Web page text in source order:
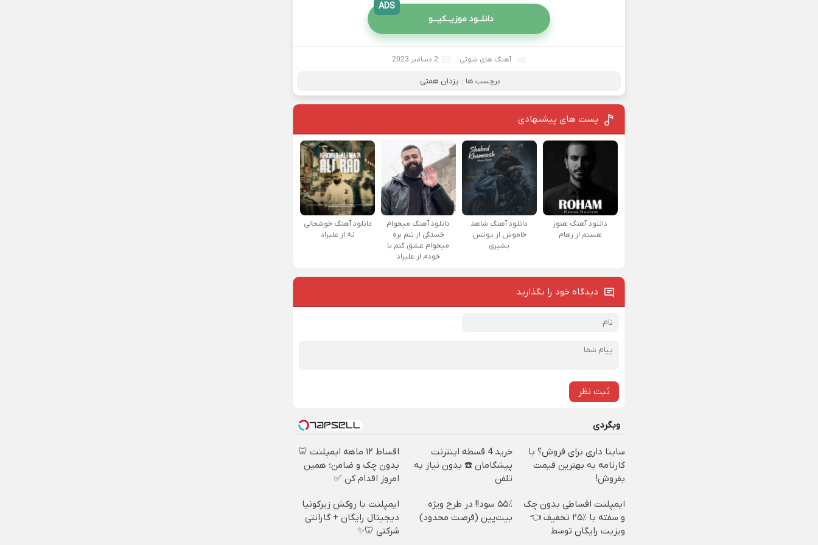
دانلــود موزیــکیـــو
ADS
آهنگ های شوتی 2 دسامبر 2023
برچسب ها : یزدان همتی
پست های پیشنهادی
دانلود آهنگ هنوز
هستم از رهام
دانلود آهنگ شاهد
خاموش از یونس
بشیری
دانلود آهنگ میخوام
خستگی از تنم بره
میخوام عشق کنم با
خودم از علیراد
دانلود آهنگ خوشحالی
نه از علیراد
دیدگاه خود را بگذارید
ثبت نظر
وبگردی
ساینا داری برای فروش؟ با
کارنامه به بهترین قیمت
بفروش!
خرید 4 قسطه اینترنت
پیشگامان ☎️ بدون نیاز به
تلفن
اقساط ۱۲ ماهه ایمپلنت 🦷
بدون چک و ضامن؛ همین
امروز اقدام کن ✅
ایمپلنت اقساطی بدون چک
و سفته با ٪۲۵ تخفیف 👈
ویزیت رایگان توسط
۵۵٪ سود!! در طرح ویژه
بیت‌پین (فرصت محدود)
ایمپلنت با روکش زیرکونیا
دیجیتال رایگان + گارانتی
شرکتی 🦷✨